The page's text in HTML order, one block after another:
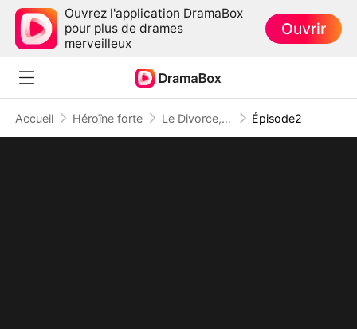
Ouvrez l'application DramaBox
pour plus de drames
merveilleux
Ouvrir
Accueil Héroïne forte Le Divorce, Mon Meilleur Choix Épisode2